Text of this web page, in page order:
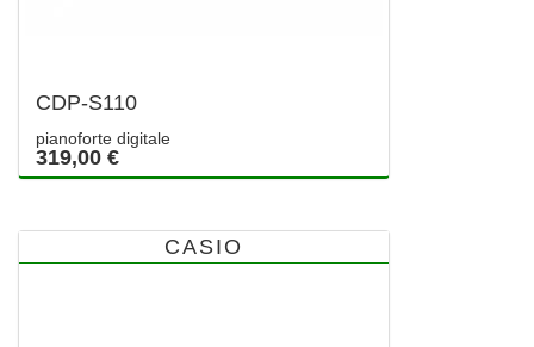
CDP-S110
pianoforte digitale
319,00 €
CASIO